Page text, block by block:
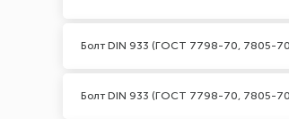
Болт DIN 933 (ГОСТ 7798-70, 7805-
Болт DIN 933 (ГОСТ 7798-70, 7805-